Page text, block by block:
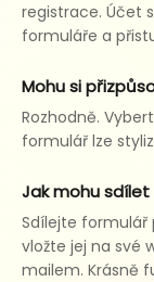
registrace. Účet
formuláře a
Mohu si
Rozhodně.
formulář lze
Jak mohu
Sdílejte formulář
vložte jej na své
mailem. Krásně